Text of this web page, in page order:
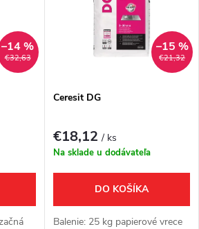
€32,63
–14 %
€21,32
–15 %
Ceresit DG
€18,12/ ks
Na sklade u dodávateľa
DO KOŠÍKA
Balenie: 25 kg papierové vrece